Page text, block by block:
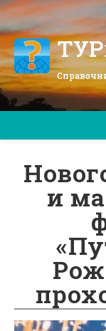
Перейти
к
содержимому
и